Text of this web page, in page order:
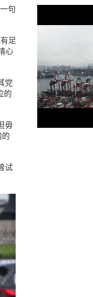
句
足
心
党
的
毋
的
试